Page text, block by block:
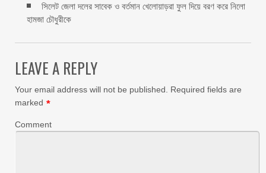
সিলেট জেলা দলের সাবেক ও বর্তমান খেলোয়াড়রা ফুল দিয়ে বরণ করে নিলো
হামজা চৌধুরীকে
LEAVE A REPLY
Your email address will not be published.
Required fields are
marked *
Comment